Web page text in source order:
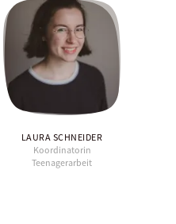
LAURA SCHNEIDER
Koordinatorin
Teenagerarbeit